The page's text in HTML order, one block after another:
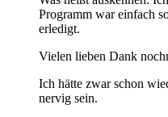
Programm war einfach
erledigt.
Vielen lieben Dank
Ich hätte zwar schon
nervig sein.